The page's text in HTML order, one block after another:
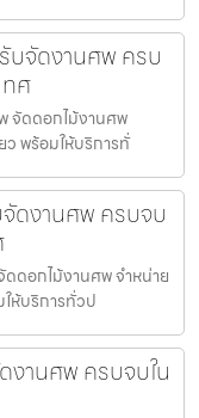
บจัดงานศพ ครบ
ศ
จัดดอกไม้งานศพ
ว พร้อมให้บริการทั่
ดงานศพ ครบจบ
ดอกไม้งานศพ จำหน่าย
ห้บริการทั่วป
งานศพ ครบจบใน